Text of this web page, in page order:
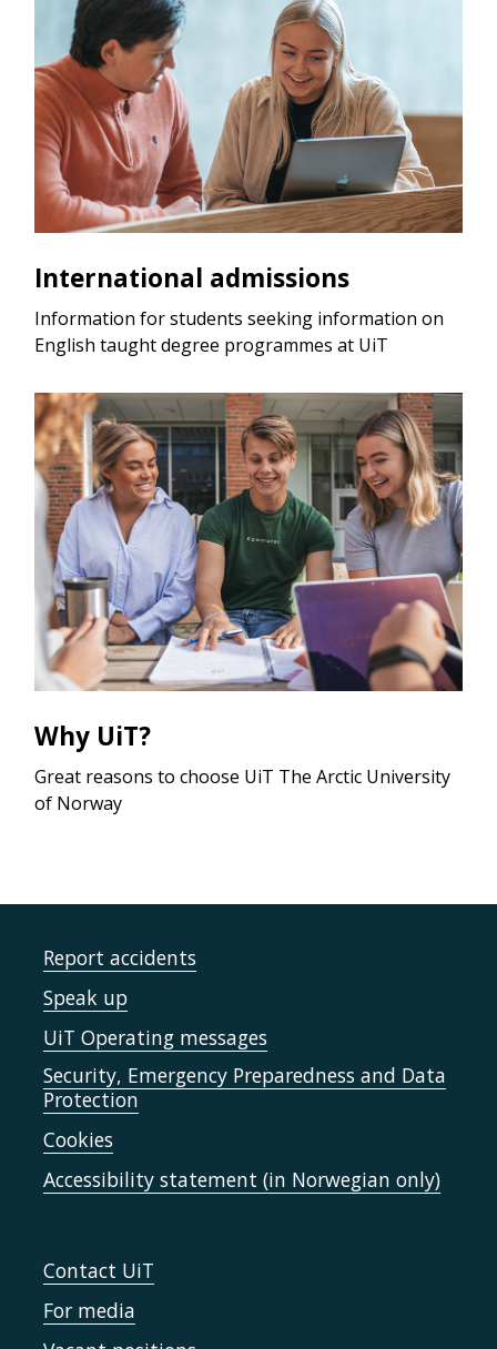
International admissions
Information for students seeking information on
English taught degree programmes at UiT
Why UiT?
Great reasons to choose UiT The Arctic University
of Norway
Report accidents
Speak up
UiT Operating messages
Security, Emergency Preparedness and Data
Protection
Cookies
Accessibility statement (in Norwegian only)
Contact UiT
For media